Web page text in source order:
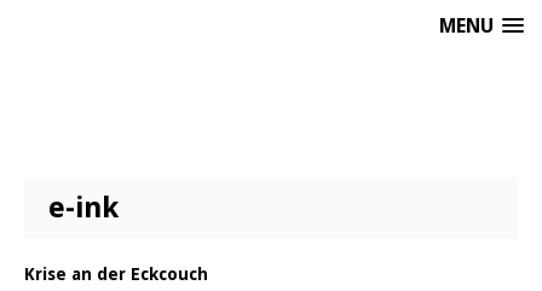
MENU
e-ink
Krise an der Eckcouch